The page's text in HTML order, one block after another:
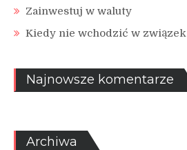
Zainwestuj w waluty
Kiedy nie wchodzić w związek
Najnowsze komentarze
Archiwa